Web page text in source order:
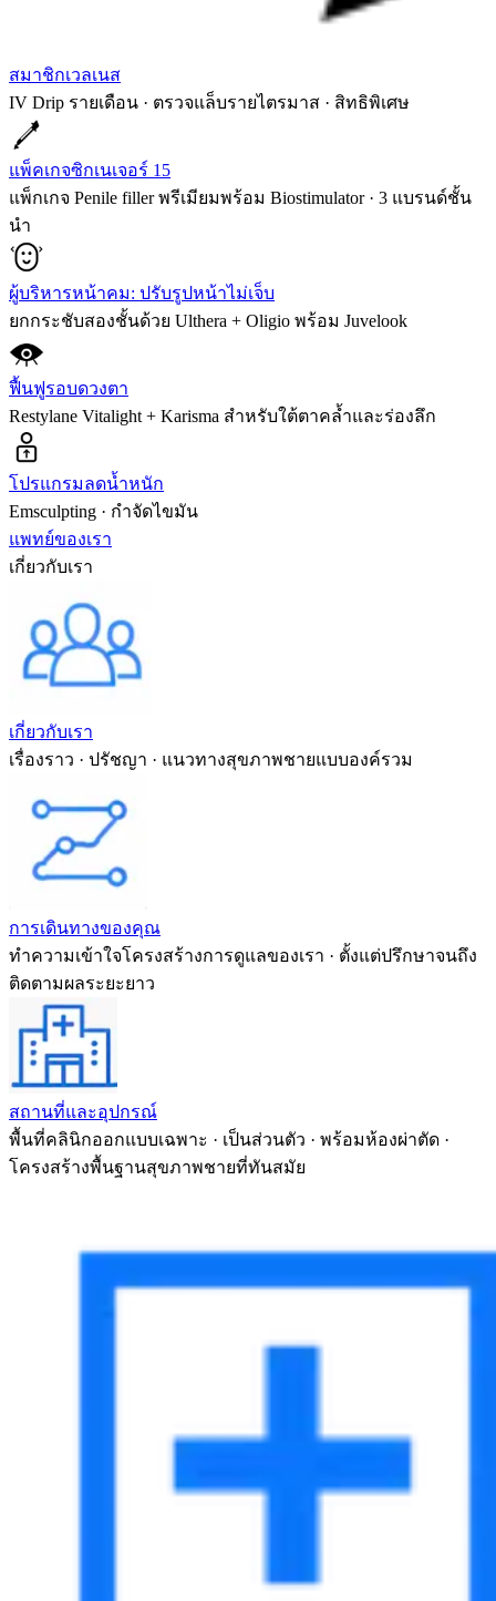
สมาชิกเวลเนส
IV Drip รายเดือน · ตรวจแล็บรายไตรมาส · สิทธิพิเศษ
แพ็คเกจซิกเนเจอร์ 15
แพ็กเกจ Penile filler พรีเมียมพร้อม Biostimulator · 3 แบรนด์ชั้น
นำ
ผู้บริหารหน้าคม: ปรับรูปหน้าไม่เจ็บ
ยกกระชับสองชั้นด้วย Ulthera + Oligio พร้อม Juvelook
ฟื้นฟูรอบดวงตา
Restylane Vitalight + Karisma สำหรับใต้ตาคล้ำและร่องลึก
โปรแกรมลดน้ำหนัก
Emsculpting · กำจัดไขมัน
แพทย์ของเรา
เกี่ยวกับเรา
เกี่ยวกับเรา
เรื่องราว · ปรัชญา · แนวทางสุขภาพชายแบบองค์รวม
การเดินทางของคุณ
ทำความเข้าใจโครงสร้างการดูแลของเรา · ตั้งแต่ปรึกษาจนถึง
ติดตามผลระยะยาว
สถานที่และอุปกรณ์
พื้นที่คลินิกออกแบบเฉพาะ · เป็นส่วนตัว · พร้อมห้องผ่าตัด ·
โครงสร้างพื้นฐานสุขภาพชายที่ทันสมัย